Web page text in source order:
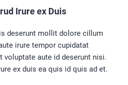
Irure ex Duis
deserunt mollit dolore cillum
irure tempor cupidatat
voluptate aute id deserunt nisi.
ex duis ea quis id quis ad et.